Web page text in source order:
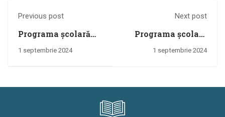
Previous post
Programa școlară
pentru disciplina
1 septembrie 2024
Next post
Programa şcolară
Limba şi literatura
1 septembrie 2024